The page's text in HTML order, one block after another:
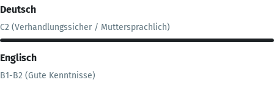
Deutsch
C2 (Verhandlungssicher / Muttersprachlich)
Englisch
B1-B2 (Gute Kenntnisse)